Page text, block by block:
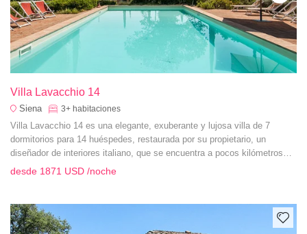
Villa Lavacchio 14
Siena 3+ habitaciones
Villa Lavacchio 14 es una elegante, exuberante y lujosa villa de 7
dormitorios para 14 huéspedes, restaurada por su propietario, un
diseñador de interiores italiano, que se encuentra a pocos kilómetros
del pueblo de Montalcino y ofrece unas vistas impresionantes de
desde 1871 USD /noche